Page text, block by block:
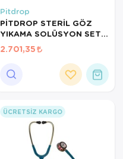
Tansiyon
Tıbbi Cihazlar
Pitdrop
PİTDROP STERİL GÖZ
YIKAMA SOLÜSYON SET
2Lİ AYNALI İSTASYON
PH074+P074 MAVİ MAVİ
2.701,35
ÜCRETSIZ KARGO